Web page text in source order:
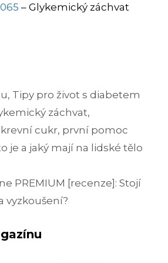
– Glykemický záchvat
, Tipy pro život s diabetem
záchvat,
krevní cukr, první pomoc
je a jaký mají na lidské tělo
PREMIUM [recenze]: Stojí
vyzkoušení?